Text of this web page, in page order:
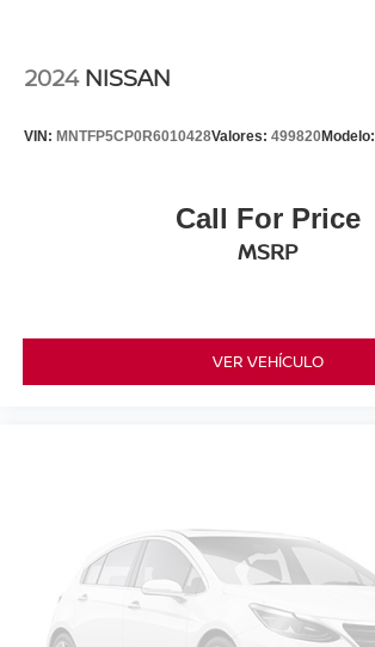
2024 NISSAN
VIN: MNTFP5CP0R6010428Valores: 499820Modelo:
Call For Price
MSRP
VER VEHÍCULO